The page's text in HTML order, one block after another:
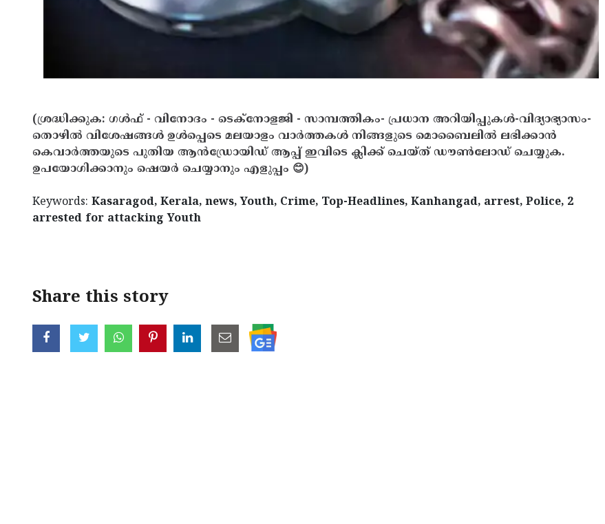
(ശ്രദ്ധിക്കുക: ഗൾഫ് - വിനോദം - ടെക്നോളജി - സാമ്പത്തികം- പ്രധാന അറിയിപ്പുകൾ-വിദ്യാഭ്യാസം-
തൊഴിൽ വിശേഷങ്ങൾ ഉൾപ്പെടെ മലയാളം വാർത്തകൾ നിങ്ങളുടെ മൊബൈലിൽ ലഭിക്കാൻ
കെവാർത്തയുടെ പുതിയ ആൻഡ്രോയിഡ് ആപ്പ് ഇവിടെ ക്ലിക്ക് ചെയ്ത് ഡൗൺലോഡ് ചെയ്യുക.
ഉപയോഗിക്കാനും ഷെയർ ചെയ്യാനും എളുപ്പം 😊)
Keywords: Kasaragod, Kerala, news, Youth, Crime, Top-Headlines, Kanhangad, arrest, Police, 2
arrested for attacking Youth
Share this story